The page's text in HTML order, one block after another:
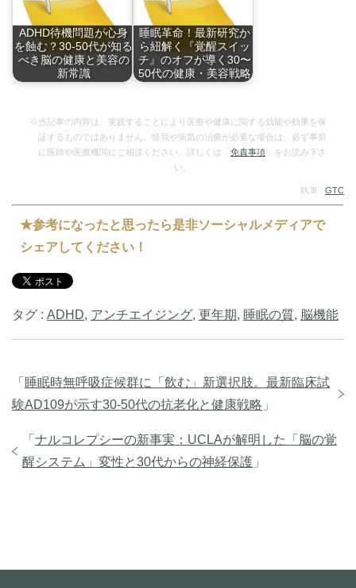
ADHD待機問題が心身
を蝕む？30-50代が知る
べき脳の健康と美容の
新常識
睡眠革命！最新研究か
ら紐解く『覚醒スイッ
チ』のオフが導く30〜
50代の健康・美容戦略
※当記事の内容は、実践することにより医療や健康に関する効能や効果を保
証するものではありません。怪我や病気の治療が必要な場合は、必ず事前
に医師や医療機関にご相談ください。詳しくは「 免責事項 」をお読み下さ
い。
執筆 : GTC
★参考になったと思ったら是非ソーシャルメディアで
シェアしてください！
タグ : ADHD, アンチエイジング, 更年期, 睡眠の質, 脳機能
「 睡眠時無呼吸症候群に「飲む」新選択肢。最新臨床試
験AD109が示す30-50代の抗老化と健康戦略 」
「 ナルコレプシーの新事実：UCLAが解明した「脳の覚
醒システム」変性と30代からの神経保護 」